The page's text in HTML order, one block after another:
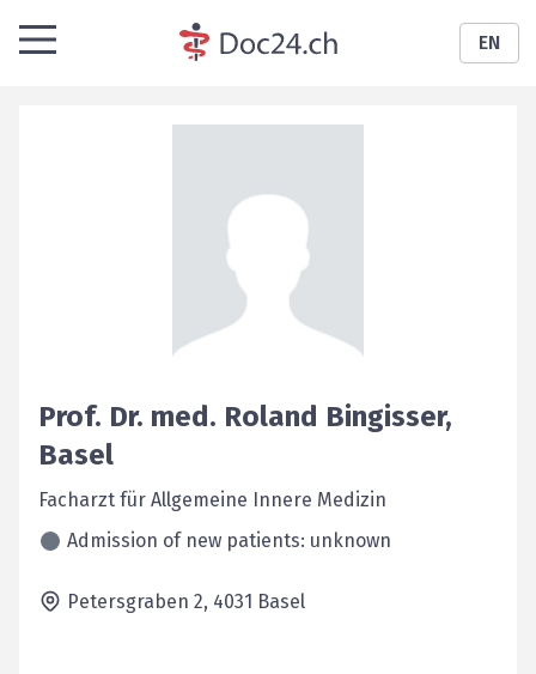
EN
Prof. Dr. med. Roland Bingisser,
Basel
Facharzt für Allgemeine Innere Medizin
Admission of new patients: unknown
Petersgraben 2, 4031 Basel